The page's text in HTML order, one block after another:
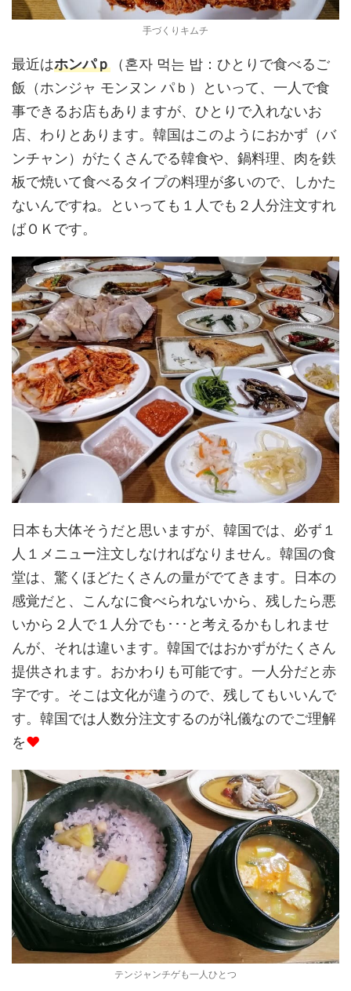
手づくりキムチ
最近はホンパｐ （혼자 먹는 밥：ひとりで食べるご
飯（ホンジャ モンヌン パｂ）といって、一人で食
事できるお店もありますが、ひとりで入れないお
店、わりとあります。韓国はこのようにおかず（バ
ンチャン）がたくさんでる韓食や、鍋料理、肉を鉄
板で焼いて食べるタイプの料理が多いので、しかた
ないんですね。といっても１人でも２人分注文すれ
ばＯＫです。
日本も大体そうだと思いますが、韓国では、必ず１
人１メニュー注文しなければなりません。韓国の食
堂は、驚くほどたくさんの量がでてきます。日本の
感覚だと、こんなに食べられないから、残したら悪
いから２人で１人分でも･･･と考えるかもしれませ
んが、それは違います。韓国ではおかずがたくさん
提供されます。おかわりも可能です。一人分だと赤
字です。そこは文化が違うので、残してもいいんで
す。韓国では人数分注文するのが礼儀なのでご理解
を♥
テンジャンチゲも一人ひとつ